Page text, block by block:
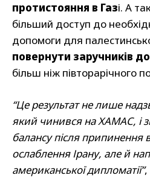
протистояння в Газі. А
більший доступ до
допомоги для
повернути заручників
більш ніж півторарічного
“Це результат не лише
який чинився на ХАМАС, і
балансу після припинення
ослаблення Ірану, але й
американської дипломатії”,